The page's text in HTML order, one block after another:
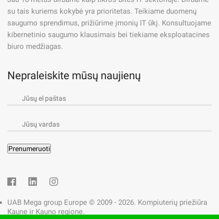
infrastruktūrą
12/05/2025
Visi susiduria su IT infrastruktūros iššūkiais, tačiau tik
tvarkingą sistemą. Mūsų patirtis atliekant IT
nuoseklus „IT infrastruktūros tvarkymas” gali pakeisti
pradinių analizės žingsnių iki galutinio rezultato, detaliai
vykdėme projektą, integravome naujas technologijas ir
užtikrinome …
byEgidijus Vaičiulis
su tais kuriems kokybė yra prioritetas. Teikiame duomenų
saugumo sprendimus, prižiūrime įmonių IT ūkį. Konsultuojame
kibernetinio saugumo klausimais bei tiekiame eksploatacines
biuro medžiagas.
Nepraleiskite mūsų naujienų
UAB Mega group Europe © 2009 - 2026. Kompiuterių priežiūra
Kaune ir Kauno regione.